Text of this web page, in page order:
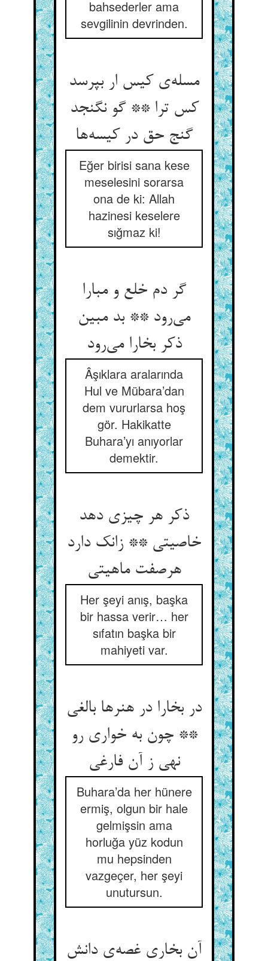
bahsederler ama
sevgilinin devrinden.
مسله‌ی کیس ار بپرسد
کس ترا ** گو نگنجد
گنج حق در کیسه‌ها
Eğer birisi sana kese
meselesini sorarsa
ona de ki: Allah
hazinesi keselere
sığmaz ki!
گر دم خلع و مبارا
می‌رود ** بد مبین
ذکر بخارا می‌رود
Âşıklara aralarında
Hul ve Mübara’dan
dem vururlarsa hoş
gör. Hakikatte
Buhara’yı anıyorlar
demektir.
ذکر هر چیزی دهد
خاصیتی ** زانک دارد
هرصفت ماهیتی
Her şeyi anış, başka
bir hassa verir… her
sıfatın başka bir
mahiyeti var.
در بخارا در هنرها بالغى
** چون به خوارى رو
نهى ز آن فارغى
Buhara’da her hünere
ermiş, olgun bir hale
gelmişsin ama
horluğa yüz kodun
mu hepsinden
vazgeçer, her şeyi
unutursun.
آن بخاری غصه‌ی دانش